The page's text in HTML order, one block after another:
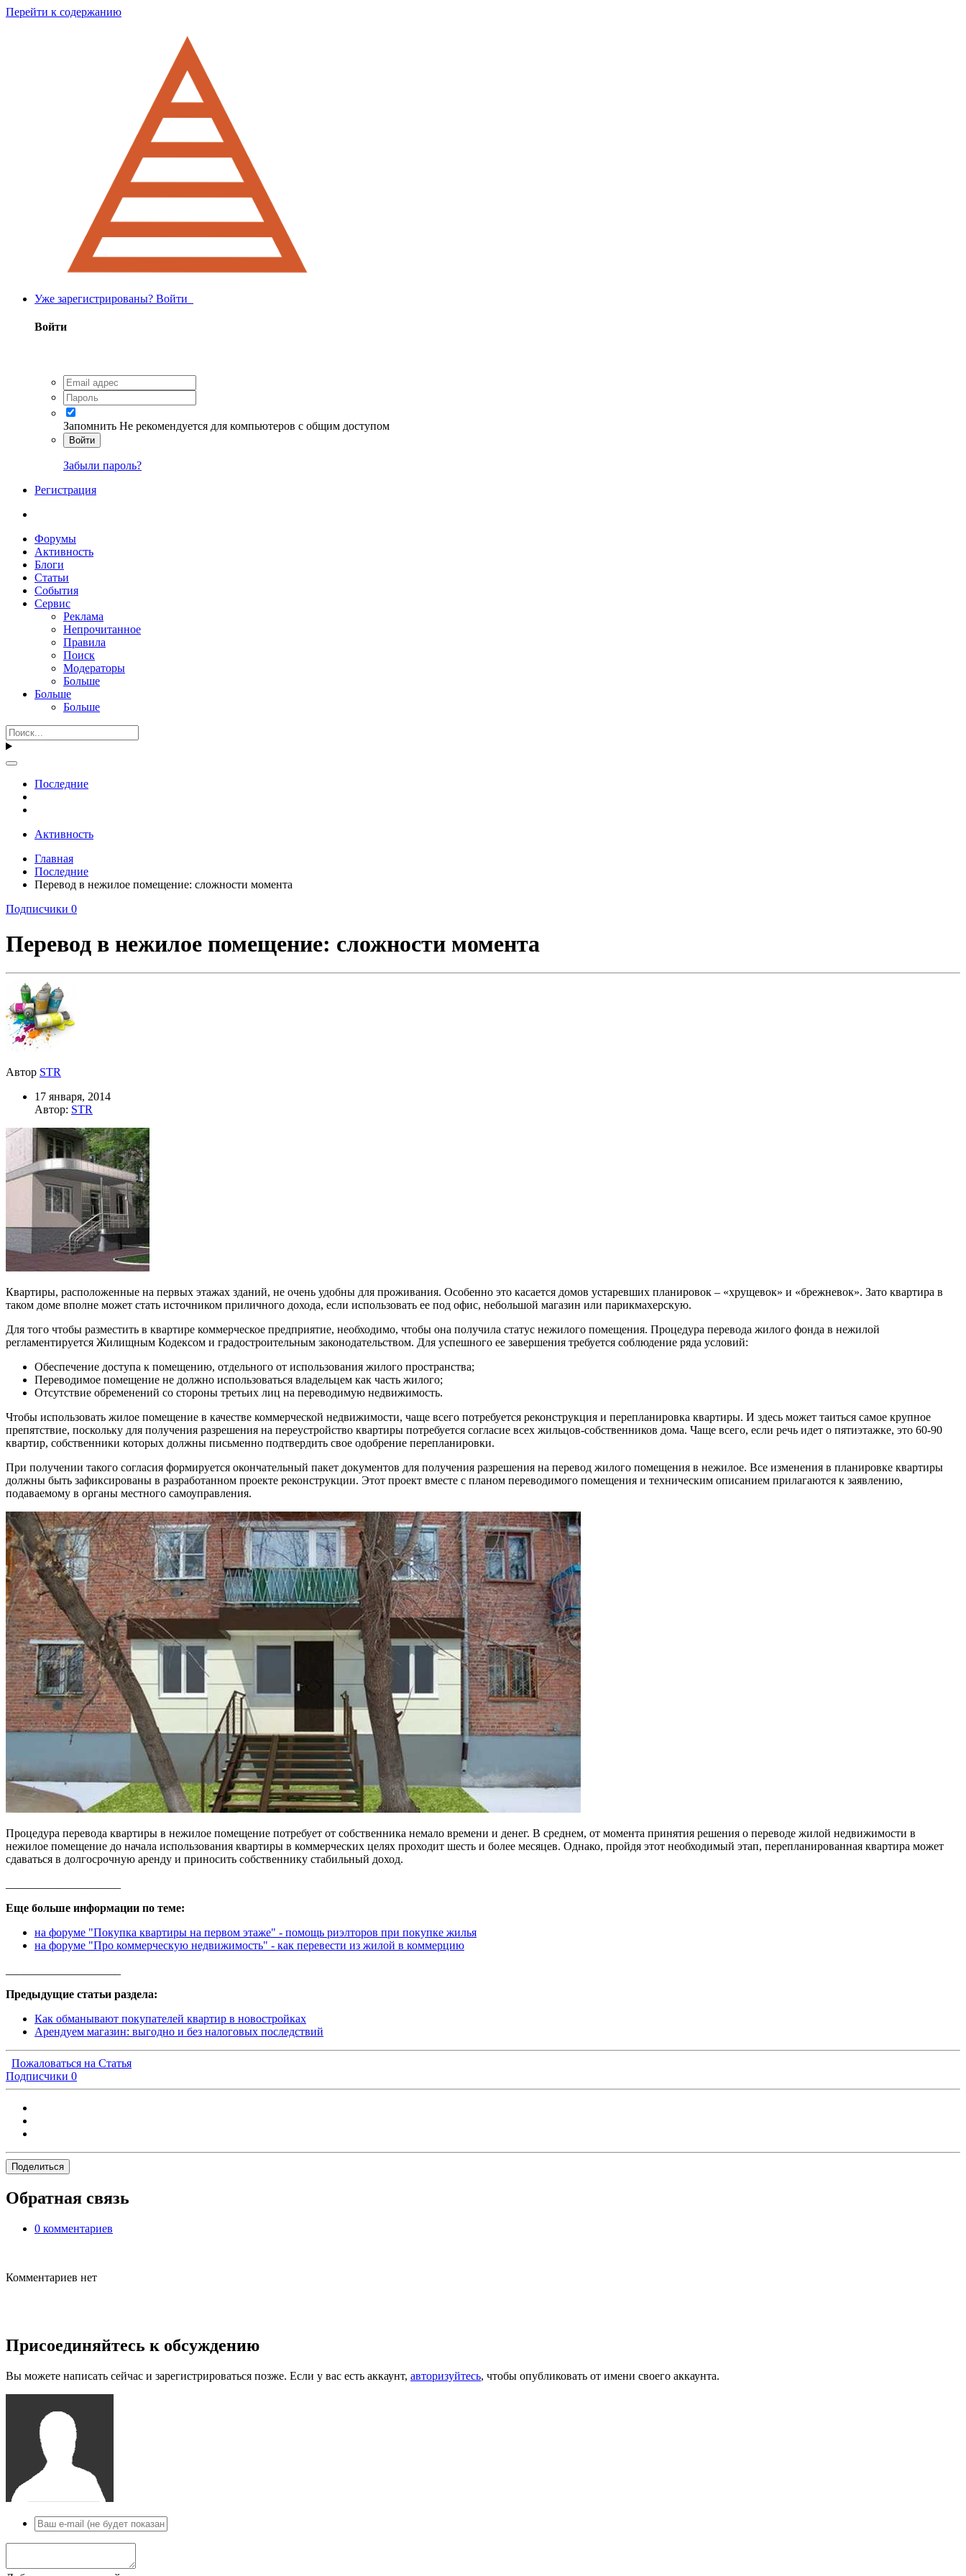
Перейти к содержанию
Уже зарегистрированы? Войти
Войти
Запомнить Не рекомендуется для компьютеров с общим доступом
Войти
Забыли пароль?
Регистрация
Форумы
Активность
Блоги
Статьи
События
Сервис
Реклама
Непрочитанное
Правила
Поиск
Модераторы
Больше
Больше
Больше
Последние
Активность
Главная
Последние
Перевод в нежилое помещение: сложности момента
Подписчики 0
Перевод в нежилое помещение: сложности момента
Автор STR
17 января, 2014
Автор: STR
Квартиры, расположенные на первых этажах зданий, не очень удобны для проживания. Особенно это касается домов устаревших планировок – «хрущевок» и «брежневок». Зато квартира в
таком доме вполне может стать источником приличного дохода, если использовать ее под офис, небольшой магазин или парикмахерскую.
Для того чтобы разместить в квартире коммерческое предприятие, необходимо, чтобы она получила статус нежилого помещения. Процедура перевода жилого фонда в нежилой
регламентируется Жилищным Кодексом и градостроительным законодательством. Для успешного ее завершения требуется соблюдение ряда условий:
Обеспечение доступа к помещению, отдельного от использования жилого пространства;
Переводимое помещение не должно использоваться владельцем как часть жилого;
Отсутствие обременений со стороны третьих лиц на переводимую недвижимость.
Чтобы использовать жилое помещение в качестве коммерческой недвижимости, чаще всего потребуется реконструкция и перепланировка квартиры. И здесь может таиться самое крупное
препятствие, поскольку для получения разрешения на переустройство квартиры потребуется согласие всех жильцов-собственников дома. Чаще всего, если речь идет о пятиэтажке, это 60-90
квартир, собственники которых должны письменно подтвердить свое одобрение перепланировки.
При получении такого согласия формируется окончательный пакет документов для получения разрешения на перевод жилого помещения в нежилое. Все изменения в планировке квартиры
должны быть зафиксированы в разработанном проекте реконструкции. Этот проект вместе с планом переводимого помещения и техническим описанием прилагаются к заявлению,
подаваемому в органы местного самоуправления.
Процедура перевода квартиры в нежилое помещение потребует от собственника немало времени и денег. В среднем, от момента принятия решения о переводе жилой недвижимости в
нежилое помещение до начала использования квартиры в коммерческих целях проходит шесть и более месяцев. Однако, пройдя этот необходимый этап, перепланированная квартира может
сдаваться в долгосрочную аренду и приносить собственнику стабильный доход.
Еще больше информации по теме:
на форуме "Покупка квартиры на первом этаже" - помощь риэлторов при покупке жилья
на форуме "Про коммерческую недвижимость" - как перевести из жилой в коммерцию
Предыдущие статьи раздела:
Как обманывают покупателей квартир в новостройках
Арендуем магазин: выгодно и без налоговых последствий
Пожаловаться на Статья
Подписчики 0
Поделиться
Обратная связь
0 комментариев
Комментариев нет
Присоединяйтесь к обсуждению
Вы можете написать сейчас и зарегистрироваться позже. Если у вас есть аккаунт, авторизуйтесь, чтобы опубликовать от имени своего аккаунта.